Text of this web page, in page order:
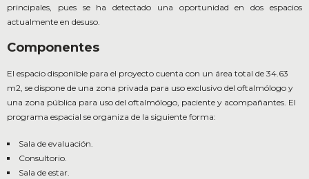
principales, pues se ha detectado una oportunidad en dos espacios
actualmente en desuso.
Componentes
El espacio disponible para el proyecto cuenta con un área total de 34.63
m2, se dispone de una zona privada para uso exclusivo del oftalmólogo y
una zona pública para uso del oftalmólogo, paciente y acompañantes. El
programa espacial se organiza de la siguiente forma:
Sala de evaluación.
Consultorio.
Sala de estar.